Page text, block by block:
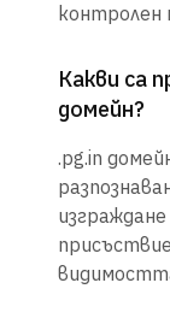
контролен
Какви са
домейн?
.pg.in